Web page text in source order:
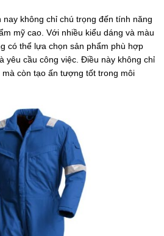
không chỉ chú trọng đến tính năng
mỹ cao. Với nhiều kiểu dáng và màu
có thể lựa chọn sản phẩm phù hợp
yêu cầu công việc. Điều này không chỉ
còn tạo ấn tượng tốt trong môi